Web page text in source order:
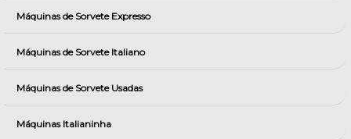
Máquinas de Sorvete Expresso
Máquinas de Sorvete Italiano
Máquinas de Sorvete Usadas
Máquinas Italianinha